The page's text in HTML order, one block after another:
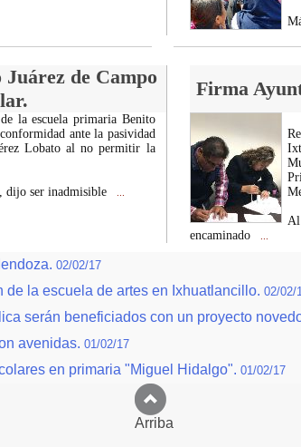
de Campo
Firma
la escuela primaria Benito
ante la pasividad
Lobato al no permitir la
dijo ser inadmisible
Al
encaminado
02/02/17
la escuela de artes en Ixhuatlancillo. 02/02/
serán beneficiados con un proyecto
avenidas. 01/02/17
en primaria "Miguel Hidalgo". 01/02/17
Arriba